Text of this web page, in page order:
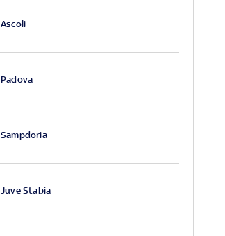
Ascoli
Padova
Sampdoria
Juve Stabia